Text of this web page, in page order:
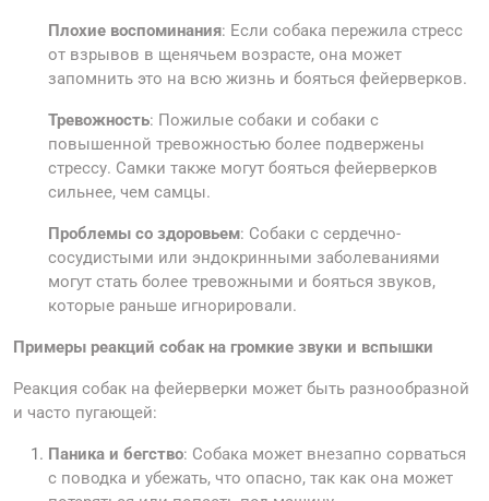
Плохие воспоминания: Если собака пережила стресс
от взрывов в щенячьем возрасте, она может
запомнить это на всю жизнь и бояться фейерверков.
Тревожность: Пожилые собаки и собаки с
повышенной тревожностью более подвержены
стрессу. Самки также могут бояться фейерверков
сильнее, чем самцы.
Проблемы со здоровьем: Собаки с сердечно-
сосудистыми или эндокринными заболеваниями
могут стать более тревожными и бояться звуков,
которые раньше игнорировали.
Примеры реакций собак на громкие звуки и вспышки
Реакция собак на фейерверки может быть разнообразной
и часто пугающей:
Паника и бегство: Собака может внезапно сорваться
с поводка и убежать, что опасно, так как она может